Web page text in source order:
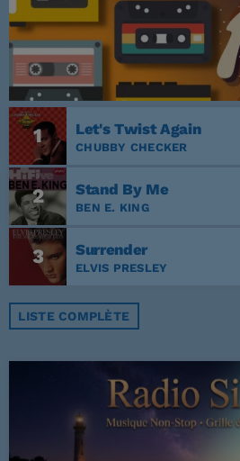
1 Let's Twist Again
CHUBBY CHECKER
2 Stand By Me
BEN E. KING
3 Surrender
ELVIS PRESLEY
LISTE COMPLÈTE